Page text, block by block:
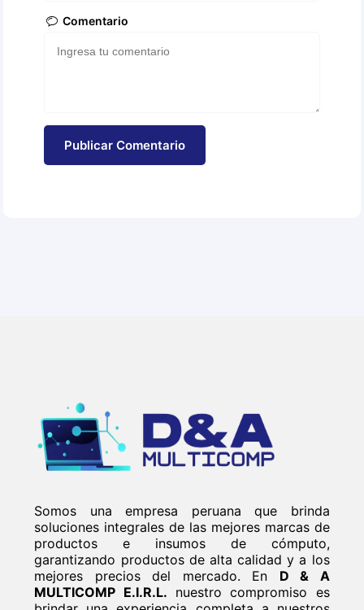
Comentario
Publicar Comentario
Somos una empresa peruana que brinda
soluciones integrales de las mejores marcas de
productos e insumos de cómputo,
garantizando productos de alta calidad y a los
mejores precios del mercado. En D & A
MULTICOMP E.I.R.L. nuestro compromiso es